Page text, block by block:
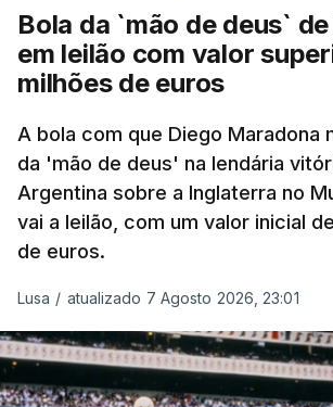
Bola da `mão de deus`
em leilão com valor
milhões de euros
A bola com que Diego Maradona
da 'mão de deus' na lendária
Argentina sobre a Inglaterra no
vai a leilão, com um valor inicial
de euros.
Lusa / atualizado 7 Agosto 2026, 23:01